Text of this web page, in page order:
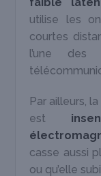
utilise les
courtes
l’une
Par ailleurs,
est
casse aussi
ou qu’elle